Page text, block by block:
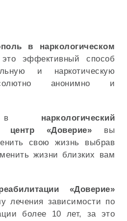
в наркологическом
это эффективный способ
и наркотическую
анонимно и
в наркологический
центр «Доверие» вы
свою жизнь выбрав
жизни близких вам
«Доверие»
лечения зависимости по
более 10 лет, за это